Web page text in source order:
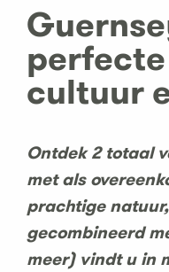
cultuur
Ontdek 2 totaal
met als
prachtige
gecombineerd
meer) vindt u in